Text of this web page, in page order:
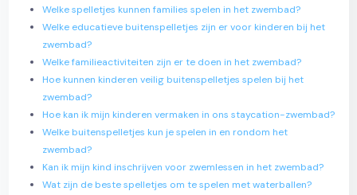
Welke spelletjes kunnen families spelen in het zwembad?
Welke educatieve buitenspelletjes zijn er voor kinderen bij het
zwembad?
Welke familieactiviteiten zijn er te doen in het zwembad?
Hoe kunnen kinderen veilig buitenspelletjes spelen bij het
zwembad?
Hoe kan ik mijn kinderen vermaken in ons staycation-zwembad?
Welke buitenspelletjes kun je spelen in en rondom het
zwembad?
Kan ik mijn kind inschrijven voor zwemlessen in het zwembad?
Wat zijn de beste spelletjes om te spelen met waterballen?